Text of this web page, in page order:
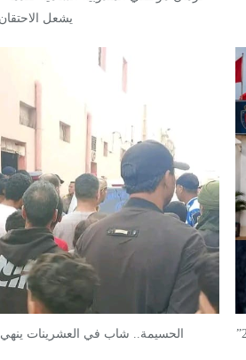
يشعل
القصر الكبير : صعقة كهربائية تنهي حياة موظف بالسجن المحلي “ريصانة 2”
الحسيمة.. شاب في العشرينات ينهي